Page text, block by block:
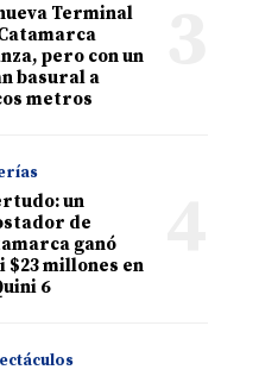
Terminal
pero con un
basural a
metros
un
de
ganó
$23 millones en
6